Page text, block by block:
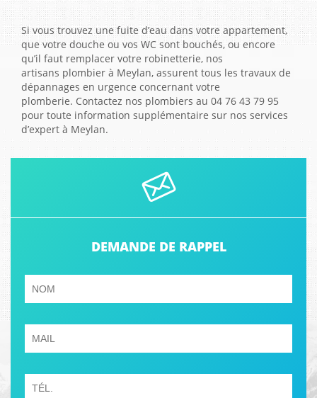
Si vous trouvez une fuite d’eau dans votre appartement,
que votre douche ou vos WC sont bouchés, ou encore
qu’il faut remplacer votre robinetterie, nos
artisans plombier à Meylan, assurent tous les travaux de
dépannages en urgence concernant votre
plomberie. Contactez nos plombiers au 04 76 43 79 95
pour toute information supplémentaire sur nos services
d’expert à Meylan.
DEMANDE DE RAPPEL